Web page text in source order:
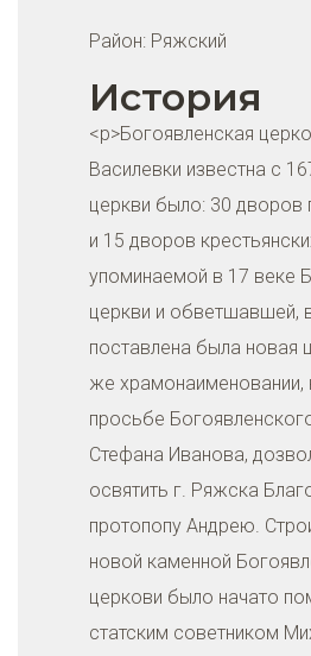
Район: Ряжский
История
<p>Богоявленская
Василевки известна с
церкви было: 30
и 15 дворов
упоминаемой в 17 веке
церкви и обветшавшей,
поставлена была новая
же храмонаименовании,
просьбе
Стефана Иванова,
освятить г. Ряжска
протопопу Андрею.
новой каменной
церкови было начато
статским советником